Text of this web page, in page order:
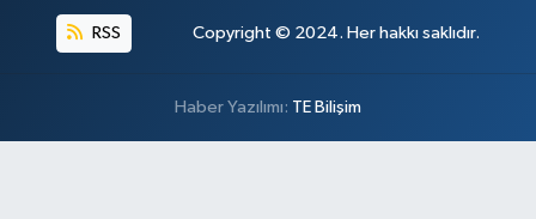
RSS Copyright © 2024. Her hakkı saklıdır.
Haber Yazılımı: TE Bilişim